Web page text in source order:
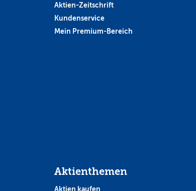
Aktien-Zeitschrift
Kundenservice
Mein Premium-Bereich
Aktienthemen
Aktien kaufen